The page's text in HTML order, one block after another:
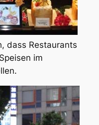
dass Restaurants
im